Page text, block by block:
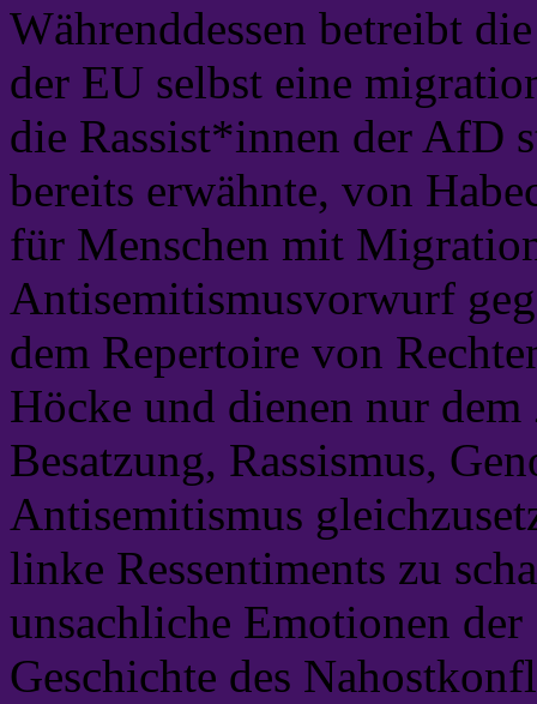
Währenddessen betreibt
der EU selbst eine
die Rassist*innen der AfD
bereits erwähnte, von
für Menschen mit
Antisemitismusvorwurf
dem Repertoire von
Höcke und dienen nur
Besatzung, Rassismus,
Antisemitismus
linke Ressentiments zu
unsachliche Emotionen
Geschichte des